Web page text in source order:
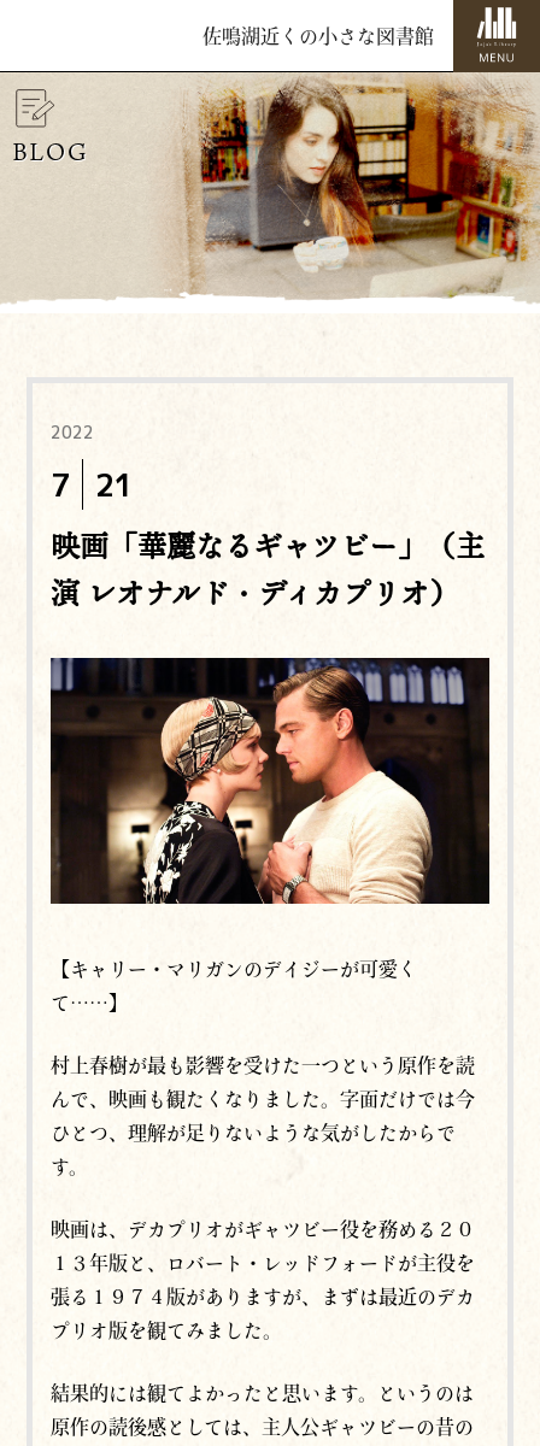
佐鳴湖近くの小さな図書館
BLOG
2022
7 21
映画「華麗なるギャツビー」（主
演 レオナルド・ディカプリオ）
【キャリー・マリガンのデイジーが可愛く
て……】
村上春樹が最も影響を受けた一つという原作を読
んで、映画も観たくなりました。字面だけでは今
ひとつ、理解が足りないような気がしたからで
す。
映画は、デカプリオがギャツビー役を務める２０
１３年版と、ロバート・レッドフォードが主役を
張る１９７４版がありますが、まずは最近のデカ
プリオ版を観てみました。
結果的には観てよかったと思います。というのは
原作の読後感としては、主人公ギャツビーの昔の